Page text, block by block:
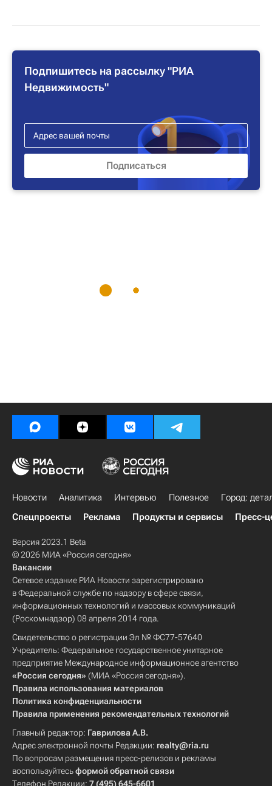
Подпишитесь на рассылку "РИА
Недвижимость"
Новости Аналитика Интервью Полезное
Город:
Спецпроекты
Реклама Продукты и сервисы Пресс-
Версия 2023.1 Beta
© 2026 МИА «Россия сегодня»
Вакансии
Сетевое издание РИА Новости зарегистрировано
в Федеральной службе по надзору в сфере связи,
информационных технологий и массовых коммуникаций
(Роскомнадзор) 08 апреля 2014 года.
Свидетельство о регистрации Эл № ФС77-57640
Учредитель: Федеральное государственное унитарное
предприятие Международное информационное агентство
«Россия сегодня» (МИА «Россия сегодня»).
Правила использования материалов
Политика конфиденциальности
Правила применения рекомендательных технологий
Главный редактор: Гаврилова А.В.
Адрес электронной почты Редакции: realty@ria.ru
По вопросам размещения пресс-релизов и рекламы
воспользуйтесьформой обратной связи
Телефон Редакции: 7 (495) 645-6601